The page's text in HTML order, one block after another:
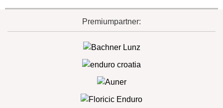
Premiumpartner: